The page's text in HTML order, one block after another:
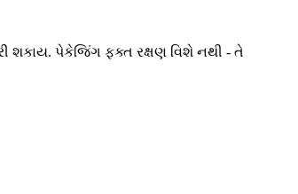
શકાય. પેકેજિંગ ફક્ત રક્ષણ વિશે નથી - તે